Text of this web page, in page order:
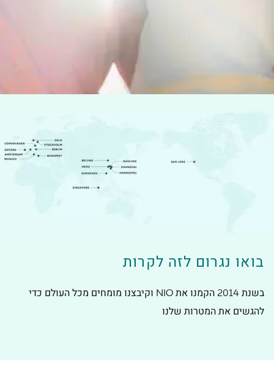
בואו נגרום לזה לקרות
בשנת 2014 הקמנו את NIO וקיבצנו מומחים מכל העולם כדי
להגשים את המטרות שלנו